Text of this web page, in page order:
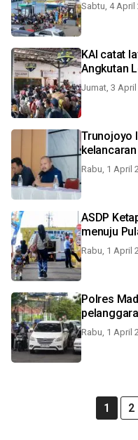
Sabtu, 4 April
KAI catat
Angkutan
Jumat, 3 April
Trunojoyo
Rabu, 1 April
ASDP
menuju
Rabu, 1 April
Polres
Rabu, 1 April
1 2